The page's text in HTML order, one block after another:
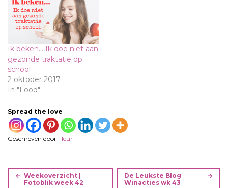
Ik beken… Ik doe niet aan
gezonde traktatie op
school
2 oktober 2017
In "Food"
Spread the love
Geschreven door Fleur
B
Weekoverzicht |
Fotoblik week 42
De Leukste Blog
Winacties wk 43